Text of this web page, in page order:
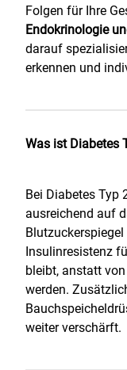
Folgen für Ihre
Endokrinologie
darauf
erkennen und
Was ist Diabetes
Bei Diabetes Typ
ausreichend auf
Insulinresistenz
bleibt, anstatt
werden.
weiter verschärft.